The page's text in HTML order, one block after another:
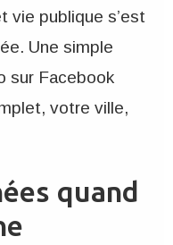
vie publique s’est
Une simple
sur Facebook
votre ville,
quand